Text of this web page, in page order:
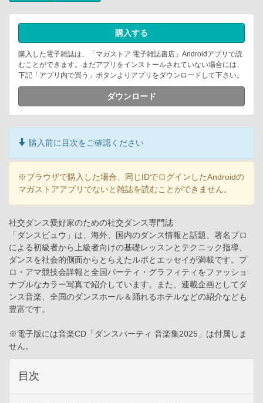
購入する
購入した電子雑誌は、「マガストア 電子雑誌書店」Androidアプリで読
むことができます。まだアプリをインストールされていない場合には、
下記「アプリ内で買う」ボタンよりアプリをダウンロードして下さい。
ダウンロード
購入前に目次をご確認ください
※ブラウザで購入した場合、同じIDでログインしたAndroidの
マガストアアプリでないと雑誌を読むことができません。
社交ダンス愛好家のための社交ダンス専門誌
「ダンスビュウ」は、海外、国内のダンス情報と話題、著名プロ
による初級者から上級者向けの基礎レッスンとテクニック指導、
ダンスを社会的側面からとらえたルポとエッセイが満載です。プ
ロ・アマ競技会詳報と全国パーティ・グラフィティをファッショ
ナブルなカラー写真で紹介しています。また、連載企画としてダ
ンス音楽、全国のダンスホール＆踊れるホテルなどの紹介なども
豊富です。
※電子版には音楽CD「ダンスパーティ 音楽集2025」は付属しま
せん。
目次